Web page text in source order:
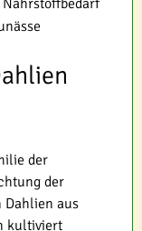
der
der
Dahlien aus
kultiviert